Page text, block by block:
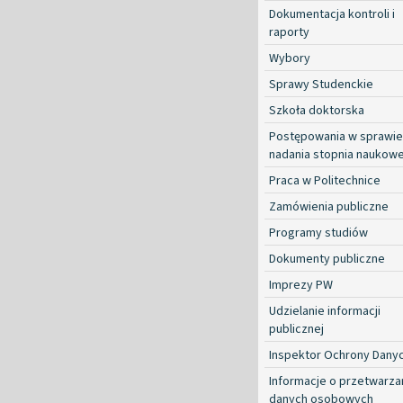
Dokumentacja kontroli i
raporty
Wybory
Sprawy Studenckie
Szkoła doktorska
Postępowania w sprawie
nadania stopnia
Praca w Politechnice
Zamówienia publiczne
Programy studiów
Dokumenty publiczne
Imprezy PW
Udzielanie informacji
publicznej
Inspektor Ochrony
Informacje o
danych osobowych